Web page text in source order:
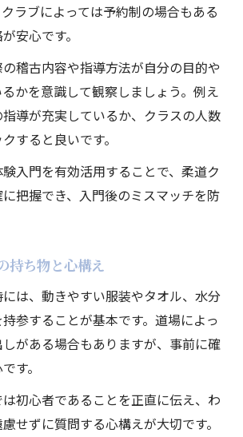
ラブによっては予約制の場合もある
安心です。
稽古内容や指導方法が自分の目的や
かを意識して観察しましょう。例え
導が充実しているか、クラスの人数
すると良いです。
入門を有効活用することで、柔道ク
把握でき、入門後のミスマッチを防
持ち物と心構え
は、動きやすい服装やタオル、水分
参することが基本です。道場によっ
がある場合もありますが、事前に確
す。
初心者であることを正直に伝え、わ
せずに質問する心構えが大切です。